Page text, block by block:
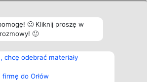
🙂 Kliknij proszę w
🙂
chcę odebrać materiały
firmę do Orłów
Plebiscyt
Laureaci
wszystkich
Laureatów
Kontakt
Kontakt